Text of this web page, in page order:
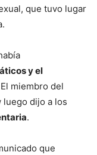
que tuvo lugar
y el
El miembro del
luego dijo a los
.
que